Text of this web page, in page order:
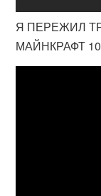
Я ПЕРЕЖИЛ
МАЙНКРАФТ